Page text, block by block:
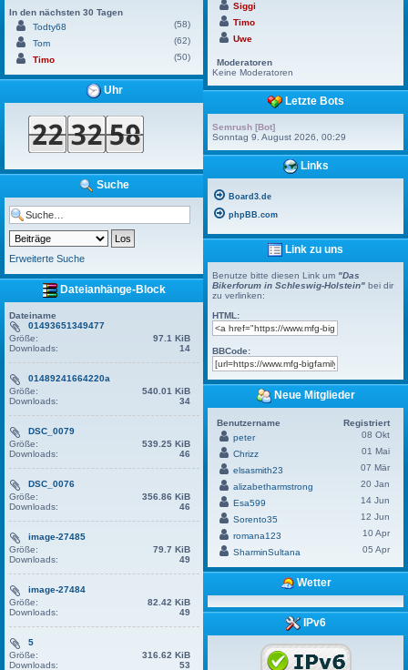
In den nächsten 30 Tagen
Todty68
(58)
Tom
(62)
Timo
(50)
Uhr
Suche
Erweiterte Suche
Dateianhänge-Block
Dateiname
01493651349477
Größe:
97.1 KiB
Downloads:
14
01489241664220a
Größe:
540.01 KiB
Downloads:
34
DSC_0079
Größe:
539.25 KiB
Downloads:
46
DSC_0076
Größe:
356.86 KiB
Downloads:
46
image-27485
Größe:
79.7 KiB
Downloads:
49
image-27484
Größe:
82.42 KiB
Downloads:
49
5
Größe:
316.62 KiB
Downloads:
53
Siggi
Timo
Uwe
Moderatoren
Keine Moderatoren
Letzte Bots
Semrush [Bot]
Sonntag 9. August 2026, 00:29
Links
Board3.de
phpBB.com
Link zu uns
Benutze bitte diesen Link um "Das
Bikerforum in Schleswig-Holstein" bei dir
zu verlinken:
HTML:
BBCode:
Neue Mitglieder
Benutzername
Registriert
peter
08 Okt
Chrizz
01 Mai
elsasmith23
07 Mär
alizabetharmstrong
20 Jan
Esa599
14 Jun
Sorento35
12 Jun
romana123
10 Apr
SharminSultana
05 Apr
Wetter
IPv6